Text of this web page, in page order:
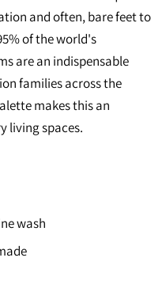
and often, bare feet to
of the world's
are an indispensable
families across the
makes this an
living spaces.
wash